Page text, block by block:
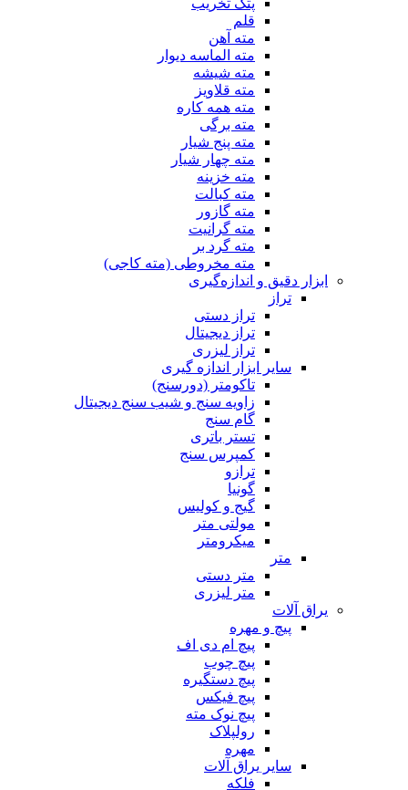
قلم
مته آهن
مته الماسه دیوار
مته شیشه
مته قلاویز
مته همه کاره
مته برگی
مته پنج شیار
مته چهار شیار
مته خزینه
مته کبالت
مته گازور
مته گرانیت
مته گرد بر
مته مخروطی (مته کاجی)
ابزار دقیق و اندازه‌گیری
تراز
تراز دستی
تراز دیجیتال
تراز لیزری
سایر ابزار اندازه گیری
تاکومتر (دورسنج)
زاویه سنج و شیب سنج دیجیتال
گام سنج
تستر باتری
کمپرس سنج
ترازو
گونیا
گیج و کولیس
مولتی متر
میکرومتر
متر
متر دستی
متر لیزری
یراق آلات
پیچ و مهره
پیچ ام دی اف
پیچ چوب
پیچ دستگیره
پیچ فیکس
پیچ نوک مته
رولپلاک
مهره
سایر یراق آلات
فلکه